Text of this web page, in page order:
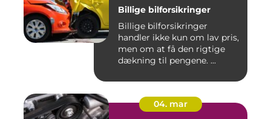
Billige bilforsikringer
Billige bilforsikringer
handler ikke kun om lav pris,
men om at få den rigtige
dækning til pengene. ...
04. mar